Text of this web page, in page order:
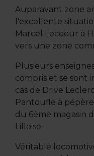
Auparavant zone
l'excellente
Marcel Lecoeur à
vers une zone
Plusieurs
compris et se sont
cas de Drive
Pantoufle à
du 6ème magasin
Lilloise.
Véritable